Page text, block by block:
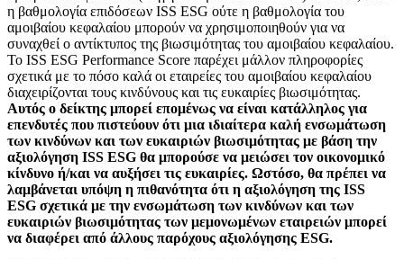
η βαθμολογία επιδόσεων ISS ESG ούτε η βαθμολογία του
αμοιβαίου κεφαλαίου μπορούν να χρησιμοποιηθούν για να
συναχθεί ο αντίκτυπος της βιωσιμότητας του αμοιβαίου κεφαλαίου.
Το ISS ESG Performance Score παρέχει μάλλον πληροφορίες
σχετικά με το πόσο καλά οι εταιρείες του αμοιβαίου κεφαλαίου
διαχειρίζονται τους κινδύνους και τις ευκαιρίες βιωσιμότητας.
Αυτός ο δείκτης μπορεί επομένως να είναι κατάλληλος για
επενδυτές που πιστεύουν ότι μια ιδιαίτερα καλή ενσωμάτωση
των κινδύνων και των ευκαιριών βιωσιμότητας με βάση την
αξιολόγηση ISS ESG θα μπορούσε να μειώσει τον οικονομικό
κίνδυνο ή/και να αυξήσει τις ευκαιρίες. Ωστόσο, θα πρέπει να
λαμβάνεται υπόψη η πιθανότητα ότι η αξιολόγηση της ISS
ESG σχετικά με την ενσωμάτωση των κινδύνων και των
ευκαιριών βιωσιμότητας των μεμονωμένων εταιρειών μπορεί
να διαφέρει από άλλους παρόχους αξιολόγησης ESG.